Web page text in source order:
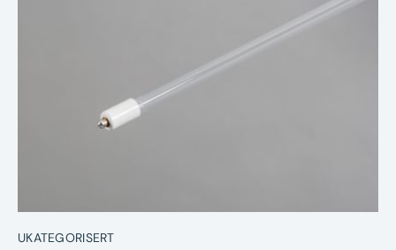
Nyheter
UKATEGORISERT